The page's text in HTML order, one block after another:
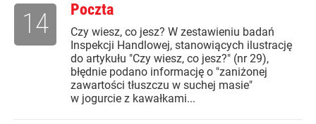
Poczta
Czy wiesz, co jesz? W zestawieniu badań
Inspekcji Handlowej, stanowiących ilustrację
do artykułu "Czy wiesz, co jesz?" (nr 29),
błędnie podano informację o "zaniżonej
zawartości tłuszczu w suchej masie"
w jogurcie z kawałkami...
14